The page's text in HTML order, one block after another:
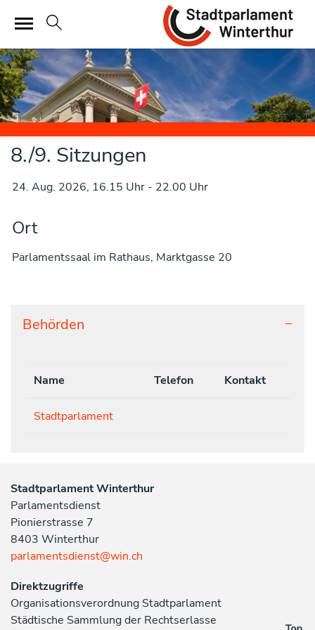
zur Startseite
Direkt zur Hauptnavigation
Direkt zum Inhalt
Direkt zur Suche
Direkt zum Stichwortverzeichnis
8./9. Sitzungen
24. Aug. 2026, 16.15 Uhr - 22.00 Uhr
Ort
Parlamentssaal im Rathaus, Marktgasse 20
Behörden
Name Telefon Kontakt
Stadtparlament
Stadtparlament Winterthur
Parlamentsdienst
Pionierstrasse 7
8403 Winterthur
parlamentsdienst@win.ch
Direktzugriffe
Organisationsverordnung Stadtparlament
Städtische Sammlung der Rechtserlasse